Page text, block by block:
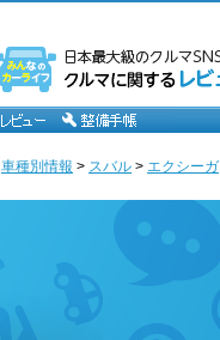
車種別情報 > スバル > エクシーガ